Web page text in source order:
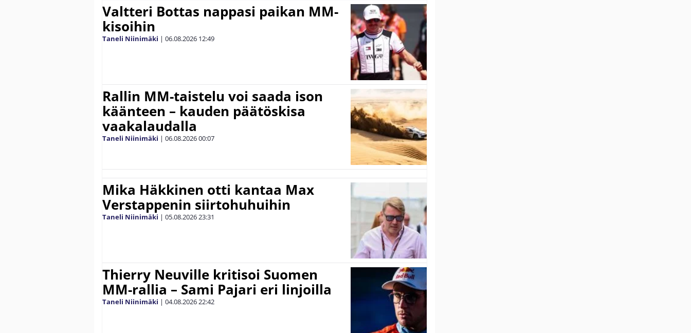
Valtteri Bottas nappasi paikan MM-
kisoihin
Taneli Niinimäki | 06.08.2026 12:49
Rallin MM-taistelu voi saada ison
käänteen – kauden päätöskisa
vaakalaudalla
Taneli Niinimäki | 06.08.202600:07
Mika Häkkinen otti kantaa Max
Verstappenin siirtohuhuihin
Taneli Niinimäki | 05.08.202623:31
Thierry Neuville kritisoi Suomen
MM-rallia – Sami Pajari eri linjoilla
Taneli Niinimäki | 04.08.202622:42